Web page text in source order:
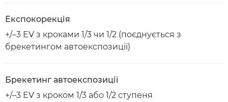
Експокорекція
+/–3 EV з кроками 1/3 чи 1/2 (поєднується з
брекетингом автоекспозиції)
Брекетинг автоекспозиції
+/–3 EV з кроком 1/3 або 1/2 ступеня